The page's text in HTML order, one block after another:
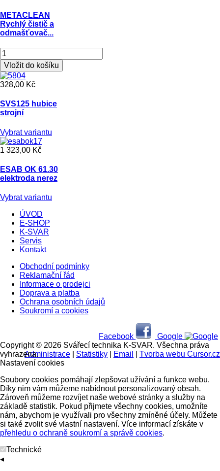
METACLEAN
Rychlý čistič a
odmašťovač...
328,00 Kč
SVS125 hubice
strojní
Vybrat variantu
1 323,00 Kč
ESAB OK 61.30
elektroda nerez
Vybrat variantu
ÚVOD
E-SHOP
K-SVAR
Servis
Kontakt
Obchodní podmínky
Reklamační řád
Informace o prodejci
Doprava a platba
Ochrana osobních údajů
Soukromí a cookies
Facebook
Google
Copyright © 2026 Svářecí technika K-SVAR. Všechna práva
vyhrazena.Administrace Statistiky Email
Tvorba webu Cursor.cz
Nastavení cookies
Soubory cookies pomáhají zlepšovat užívání a funkce webu.
Díky nim vám můžeme nabídnout personalizovaný obsah.
Zároveň můžeme rozvíjet naše webové stránky a služby na
základě statistik. Pokud přijmete všechny cookies, umožníte
nám, abychom je využívali pro všechny zmíněné účely. Můžete
si také zvolit své vlastní nastavení. Více informací získáte v
přehledu o ochraně soukromí a správě cookies.
Technické
◂